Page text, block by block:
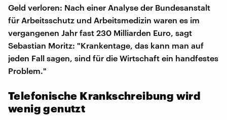
Geld verloren: Nach einer Analyse der Bundesanstalt
für Arbeitsschutz und Arbeitsmedizin waren es im
vergangenen Jahr fast 230 Milliarden Euro, sagt
Sebastian Moritz: "Krankentage, das kann man auf
jeden Fall sagen, sind für die Wirtschaft ein handfestes
Problem."
Telefonische Krankschreibung wird
wenig genutzt